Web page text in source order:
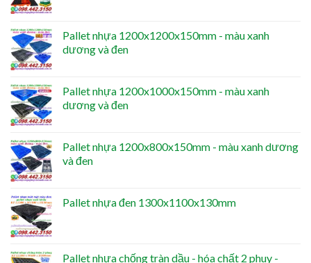
Pallet nhựa 1200x1200x150mm - màu xanh
dương và đen
Pallet nhựa 1200x1000x150mm - màu xanh
dương và đen
Pallet nhựa 1200x800x150mm - màu xanh dương
và đen
Pallet nhựa đen 1300x1100x130mm
Pallet nhựa chống tràn dầu - hóa chất 2 phuy -